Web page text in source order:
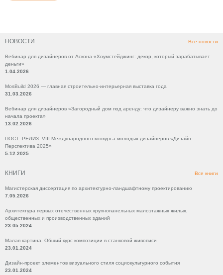
НОВОСТИ Все новости
Вебинар для дизайнеров от Аскона «Хоумстейджинг: декор, который зарабатывает
деньги»
1.04.2026
MosBuild 2026 — главная строительно-интерьерная выставка года
31.03.2026
Вебинар для дизайнеров «Загородный дом под аренду: что дизайнеру важно знать до
начала проекта»
13.02.2026
ПОСТ–РЕЛИЗ VIII Международного конкурса молодых дизайнеров «Дизайн-
Перспектива 2025»
5.12.2025
КНИГИ Все книги
Магистерская диссертация по архитектурно-ландшафтному проектированию
7.05.2026
Архитектура первых отечественных крупнопанельных малоэтажных жилых,
общественных и производственных зданий
23.05.2024
Малая картина. Общий курс композиции в станковой живописи
23.01.2024
Дизайн-проект элементов визуального стиля социокультурного события
23.01.2024